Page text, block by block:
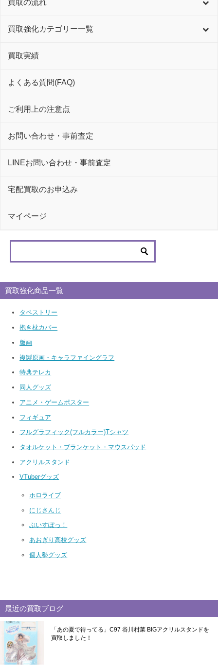
買取の流れ
買取強化カテゴリー一覧
買取実績
よくある質問(FAQ)
ご利用上の注意点
お問い合わせ・事前査定
LINEお問い合わせ・事前査定
宅配買取のお申込み
マイページ
買取強化商品一覧
タペストリー
抱き枕カバー
版画
複製原画・キャラファイングラフ
特典テレカ
同人グッズ
アニメ・ゲームポスター
フィギュア
フルグラフィック(フルカラー)Tシャツ
タオルケット・ブランケット・マウスパッド
アクリルスタンド
VTuberグッズ
ホロライブ
にじさんじ
ぶいすぽっ！
あおぎり高校グッズ
個人勢グッズ
最近の買取ブログ
「あの夏で待ってる」C97 谷川柑菜 BIGアクリルスタンドを
買取しました！